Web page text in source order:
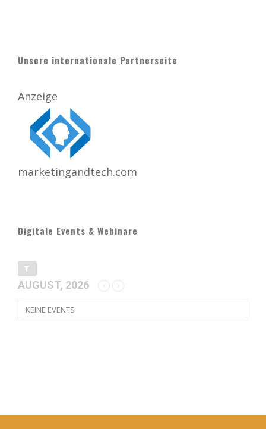
Unsere internationale Partnerseite
Anzeige
marketingandtech.com
Digitale Events & Webinare
AUGUST, 2026
KEINE EVENTS